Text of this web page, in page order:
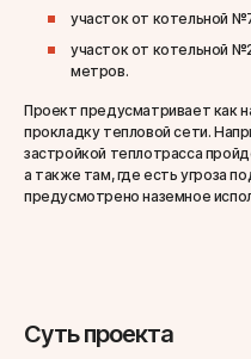
участок от котельной
участок от котельной
метров.
Проект предусматривает как
прокладку тепловой сети.
застройкой теплотрасса
а также там, где есть угроза
предусмотрено наземное
Суть проекта